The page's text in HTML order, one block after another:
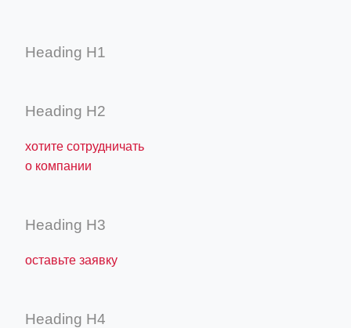
Heading H1
Heading H2
хотите сотрудничать
о компании
Heading H3
оставьте заявку
Heading H4